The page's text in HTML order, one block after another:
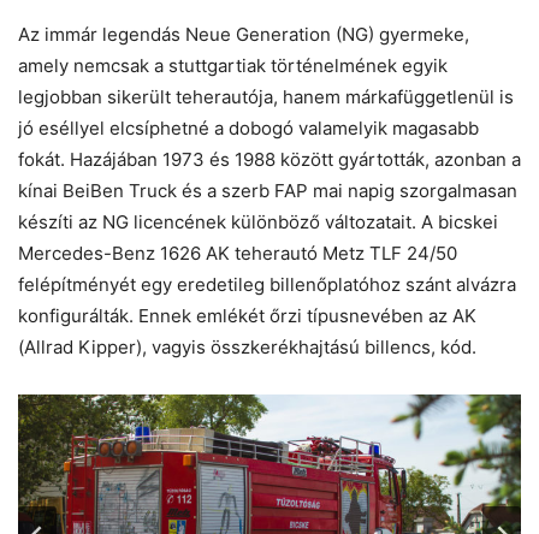
Az immár legendás Neue Generation (NG) gyermeke,
amely nemcsak a stuttgartiak történelmének egyik
legjobban sikerült teherautója, hanem márkafüggetlenül is
jó eséllyel elcsíphetné a dobogó valamelyik magasabb
fokát. Hazájában 1973 és 1988 között gyártották, azonban a
kínai BeiBen Truck és a szerb FAP mai napig szorgalmasan
készíti az NG licencének különböző változatait. A bicskei
Mercedes-Benz 1626 AK teherautó Metz TLF 24/50
felépítményét egy eredetileg billenőplatóhoz szánt alvázra
konfigurálták. Ennek emlékét őrzi típusnevében az AK
(Allrad Kipper), vagyis összkerékhajtású billencs, kód.